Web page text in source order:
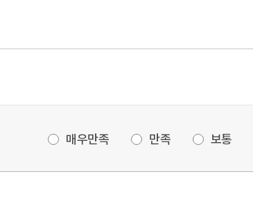
매우만족 만족 보통